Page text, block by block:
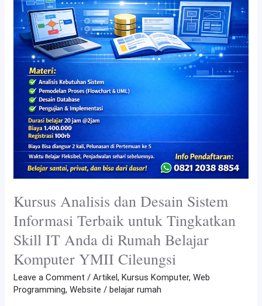
Kursus Analisis dan Desain Sistem
Informasi Terbaik untuk Tingkatkan
Skill IT Anda di Rumah Belajar
Komputer YMII Cileungsi
Leave a Comment /Artikel,Kursus Komputer,Web
Programming,Website /belajar rumah
Sistem
Informasi
Terbaik
untuk
Tingkatkan
Skill
Anda
Rumah
Belajar
Komputer
YMII